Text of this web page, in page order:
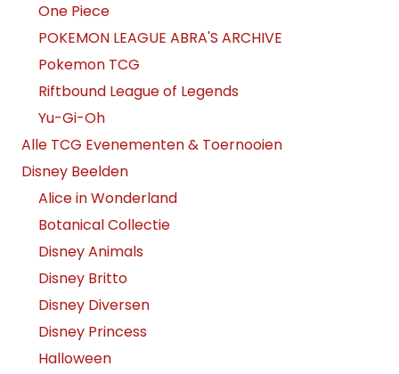
One Piece
POKEMON LEAGUE ABRA'S ARCHIVE
Pokemon TCG
Riftbound League of Legends
Yu-Gi-Oh
Alle TCG Evenementen & Toernooien
Disney Beelden
Alice in Wonderland
Botanical Collectie
Disney Animals
Disney Britto
Disney Diversen
Disney Princess
Halloween